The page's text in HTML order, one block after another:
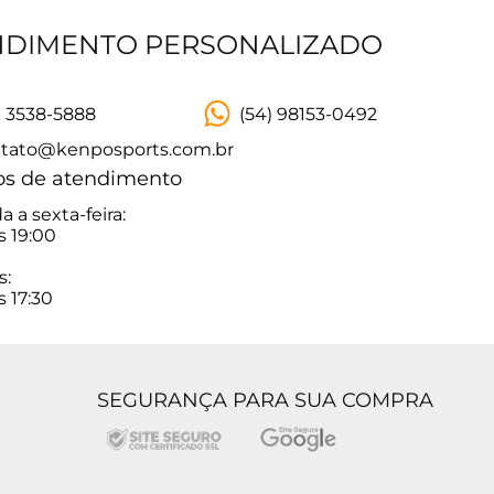
PERSONALIZADO
3538-5888
(54) 98153-0492
de atendimento
a sexta-feira:
19:00
17:30
SEGURANÇA PARA SUA COMPRA